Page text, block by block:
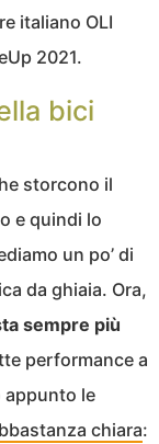
italiano OLI
2021.
bici
storcono il
e quindi lo
un po’ di
da ghiaia. Ora,
sempre più
performance a
appunto le
chiara: